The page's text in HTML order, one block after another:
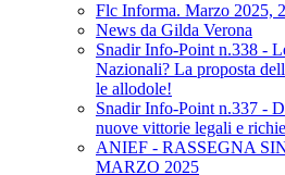
Flc Informa. Marzo 2025, 2
News da Gilda Verona
Snadir Info-Point n.338 -
Nazionali? La proposta
le allodole!
Snadir Info-Point n.337 -
nuove vittorie legali e
ANIEF - RASSEGNA
MARZO 2025